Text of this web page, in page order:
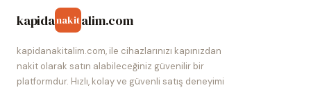
kapidanakitalim.com
kapidanakitalim.com, ile cihazlarınızı kapınızdan
nakit olarak satın alabileceğiniz güvenilir bir
platformdur. Hızlı, kolay ve güvenli satış deneyimi